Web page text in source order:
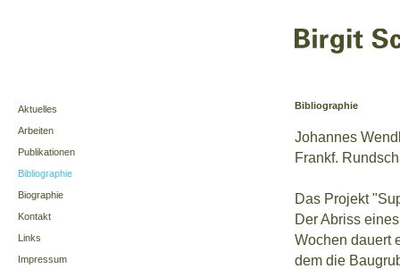
Aktuelles
Arbeiten
Publikationen
Bibliographie
Biographie
Kontakt
Links
Impressum
Bibliographie
Johannes
Frankf.
Das Projekt
Der Abriss
Wochen dauert
dem die